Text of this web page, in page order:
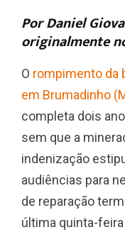
Por Daniel
originalmente
O rompimento da
em Brumadinho
completa dois
sem que a
indenização
audiências para
de reparação
última quinta-feira